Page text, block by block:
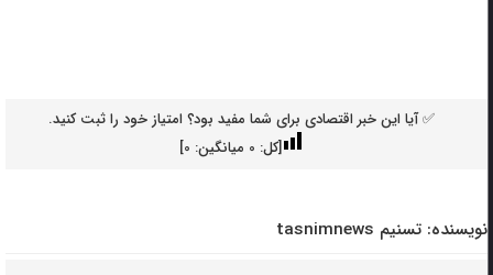
✅ آیا این خبر اقتصادی برای شما مفید بود؟ امتیاز خود را ثبت کنید.
[کل: 0میانگین: 0
]
نویسنده: تسنیم tasnimnews